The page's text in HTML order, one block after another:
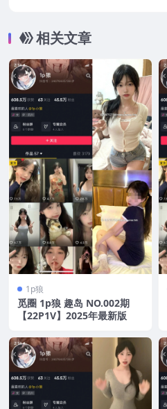
相关文章
1p狼
觅圈 1p狼 趣岛 NO.002期
【22P1V】2025年最新版